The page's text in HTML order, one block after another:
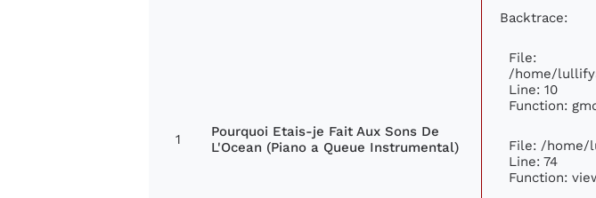
1
Pourquoi Etais-je Fait Aux Sons De
L'Ocean (Piano a Queue Instrumental)
Backtrace:
File:
/home/
Line: 10
Function:
File: /home/
Line: 74
Function: